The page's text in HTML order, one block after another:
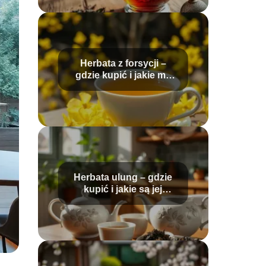
Herbata z forsycji –
gdzie kupić i jakie ma
właściwości?
Herbata ulung – gdzie
kupić i jakie są jej
właściwości?